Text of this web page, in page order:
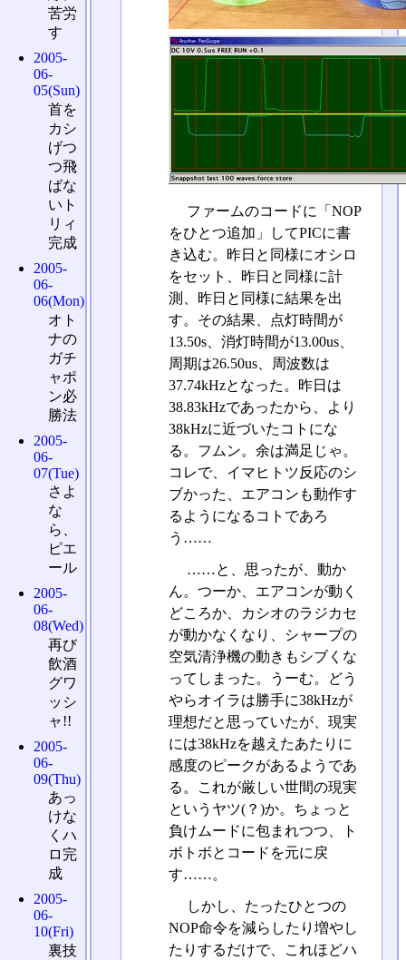
ファームのコードに「NOP
をひとつ追加」してPICに書
き込む。昨日と同様にオシロ
をセット、昨日と同様に計
測、昨日と同様に結果を出
す。その結果、点灯時間が
13.50s、消灯時間が13.00us、
周期は26.50us、周波数は
37.74kHzとなった。昨日は
38.83kHzであったから、より
38kHzに近づいたコトにな
る。フムン。余は満足じゃ。
コレで、イマヒトツ反応のシ
ブかった、エアコンも動作す
るようになるコトであろ
う……
……と、思ったが、動か
ん。つーか、エアコンが動く
どころか、カシオのラジカセ
が動かなくなり、シャープの
空気清浄機の動きもシブくな
ってしまった。うーむ。どう
やらオイラは勝手に38kHzが
理想だと思っていたが、現実
には38kHzを越えたあたりに
感度のピークがあるようであ
る。これが厳しい世間の現実
というヤツ(？)か。ちょっと
負けムードに包まれつつ、ト
ボトボとコードを元に戻
す……。
しかし、たったひとつの
NOP命令を減らしたり増やし
たりするだけで、これほどハ
苦労
す
2005-
06-
05(Sun)
首を
カシ
げつ
つ飛
ばな
いト
リィ
完成
2005-
06-
06(Mon)
オト
ナの
ガチ
ャポ
ン必
勝法
2005-
06-
07(Tue)
さよ
な
ら、
ピエ
ール
2005-
06-
08(Wed)
再び
飲酒
グワ
ッシ
ャ!!
2005-
06-
09(Thu)
あっ
けな
くハ
ロ完
成
2005-
06-
10(Fri)
裏技